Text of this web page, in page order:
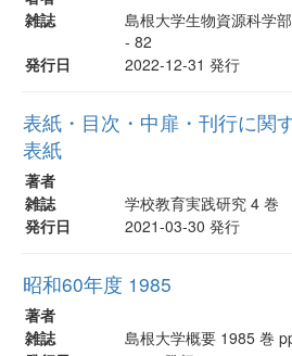
雑誌
島根大学生物資源科学
- 82
発行日
2022-12-31 発行
表紙・目次・中扉・刊行に関
表紙
著者
雑誌
学校教育実践研究 4 巻
発行日
2021-03-30 発行
昭和60年度 1985
著者
雑誌
島根大学概要 1985 巻